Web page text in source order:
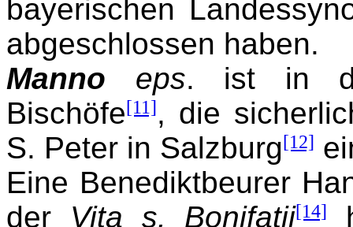
bayerischen
abgeschlossen haben.
Manno eps. ist in
Bischöfe[11], die
S. Peter in Salzburg[12]
Eine Benediktbeurer
der Vita s. Bonifatii[14]